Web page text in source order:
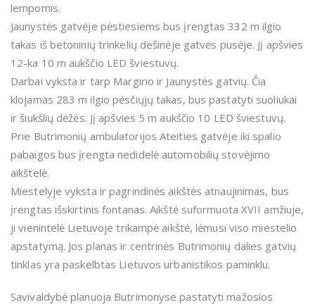
lempomis.
Jaunystės gatvėje pėstiesiems bus įrengtas 332 m ilgio
takas iš betoninių trinkelių dešinėje gatvės pusėje. Jį apšvies
12-ka 10 m aukščio LED šviestuvų.
Darbai vyksta ir tarp Margirio ir Jaunystės gatvių. Čia
klojamas 283 m ilgio pėsčiųjų takas, bus pastatyti suoliukai
ir šiukšlių dėžės. Jį apšvies 5 m aukščio 10 LED šviestuvų.
Prie Butrimonių ambulatorijos Ateities gatvėje iki spalio
pabaigos bus įrengta nedidelė automobilių stovėjimo
aikštelė.
Miestelyje vyksta ir pagrindinės aikštės atnaujinimas, bus
įrengtas išskirtinis fontanas. Aikštė suformuota XVII amžiuje,
ji vienintelė Lietuvoje trikampė aikštė, lėmusi viso miestelio
apstatymą. Jos planas ir centrinės Butrimonių dalies gatvių
tinklas yra paskelbtas Lietuvos urbanistikos paminklu.
Savivaldybė planuoja Butrimonyse pastatyti mažosios